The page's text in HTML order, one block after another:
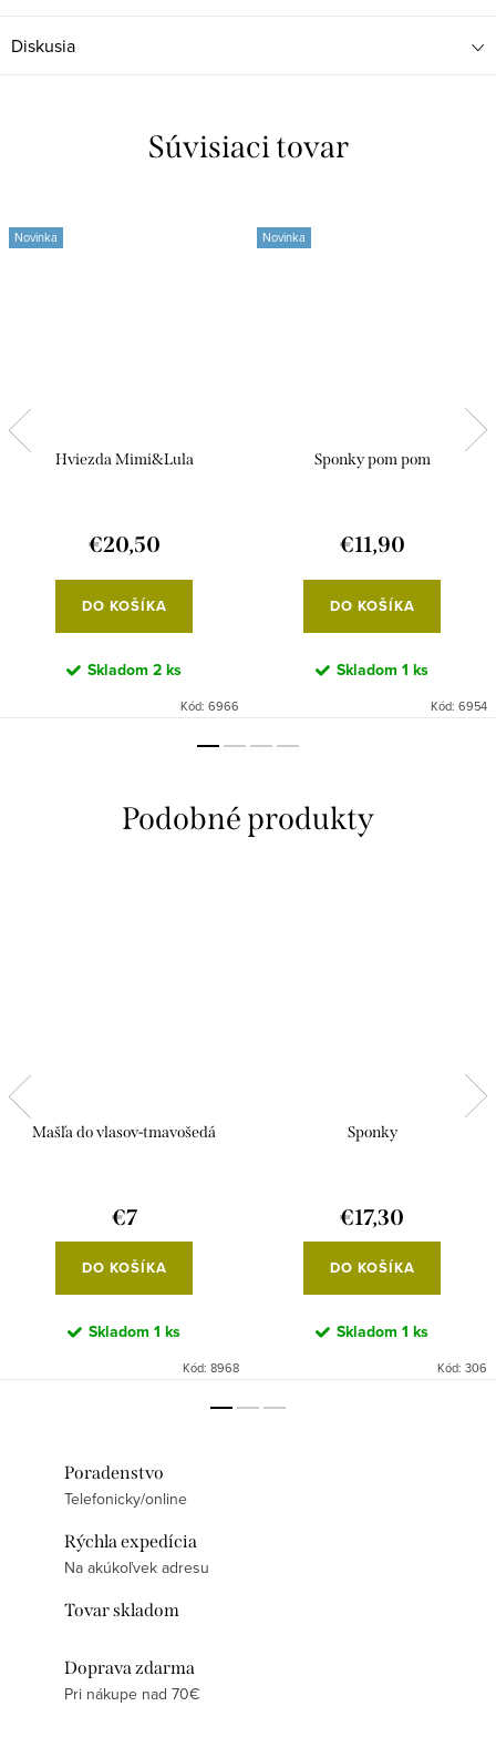
Diskusia
Súvisiaci tovar
Novinka
Hviezda Mimi&Lula
€20,50
DO KOŠÍKA
Skladom 2 ks
Kód: 6966
Novinka
Sponky pom pom
€11,90
DO KOŠÍKA
Skladom 1 ks
Kód: 6954
Mašľa do vlasov-tmavošedá
€7
DO KOŠÍKA
Skladom 1 ks
Kód: 8968
Sponky
€17,30
DO KOŠÍKA
Skladom 1 ks
Kód: 306
Poradenstvo
Telefonicky/online
Rýchla expedícia
Na akúkoľvek adresu
Tovar skladom
Doprava zdarma
Pri nákupe nad 70€